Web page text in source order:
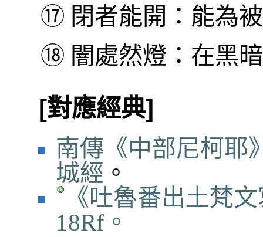
⑰ 閉者能開：能為
⑱ 闇處然燈：在黑
[對應經典]
南傳《中部尼柯耶
城經 。
《吐魯番出土梵
18Rf。